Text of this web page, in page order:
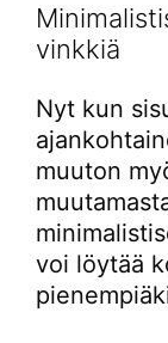
vinkkiä
Nyt kun
muuton
voi löytää